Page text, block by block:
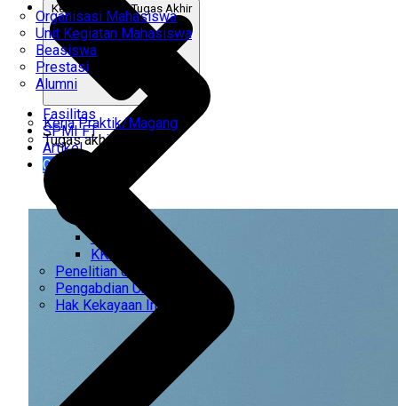
CEMTI
KK Regresi
Penelitian Unggulan
Pengabdian Unggulan
Hak Kekayaan Intelektual
Organisasi Mahasiswa
Unit Kegiatan Mahasiswa
Beasiswa
Prestasi
Alumni
Kerja Praktik & Tugas Akhir
Kerja Praktik/Magang
Tugas akhir
Fasilitas
SPMI FT
Artikel
Gabung Kami